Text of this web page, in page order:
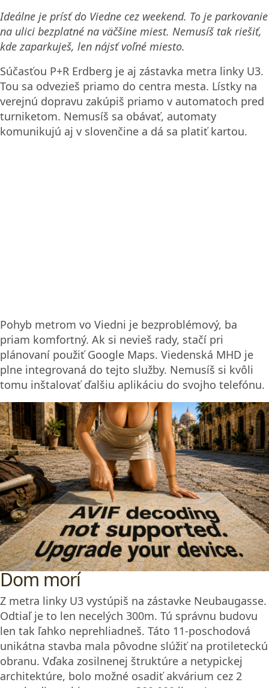
Ideálne je prísť do Viedne cez weekend. To je parkovanie
na ulici bezplatné na väčšine miest. Nemusíš tak riešiť,
kde zaparkuješ, len nájsť voľné miesto.
Súčasťou P+R Erdberg je aj zástavka metra linky U3.
Tou sa odvezieš priamo do centra mesta. Lístky na
verejnú dopravu zakúpiš priamo v automatoch pred
turniketom. Nemusíš sa obávať, automaty
komunikujú aj v slovenčine a dá sa platiť kartou.
Pohyb metrom vo Viedni je bezproblémový, ba
priam komfortný. Ak si nevieš rady, stačí pri
plánovaní použiť Google Maps. Viedenská MHD je
plne integrovaná do tejto služby. Nemusíš si kvôli
tomu inštalovať ďalšiu aplikáciu do svojho telefónu.
Dom morí
Z metra linky U3 vystúpiš na zástavke Neubaugasse.
Odtiaľ je to len necelých 300m. Tú správnu budovu
len tak ľahko neprehliadneš. Táto 11-poschodová
unikátna stavba mala pôvodne slúžiť na protileteckú
obranu. Vďaka zosilnenej štruktúre a netypickej
architektúre, bolo možné osadiť akvárium cez 2